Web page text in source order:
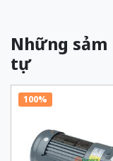
Những
tự
100%